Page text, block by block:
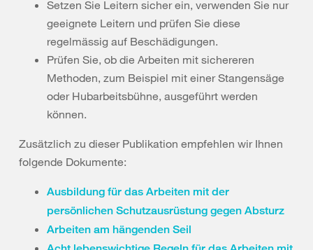
Setzen Sie Leitern sicher ein, verwenden Sie nur
geeignete Leitern und prüfen Sie diese
regelmässig auf Beschädigungen.
Prüfen Sie, ob die Arbeiten mit sichereren
Methoden, zum Beispiel mit einer Stangensäge
oder Hubarbeitsbühne, ausgeführt werden
können.
Zusätzlich zu dieser Publikation empfehlen wir Ihnen
folgende Dokumente:
Ausbildung für das Arbeiten mit der
persönlichen Schutzausrüstung gegen Absturz
Arbeiten am hängenden Seil